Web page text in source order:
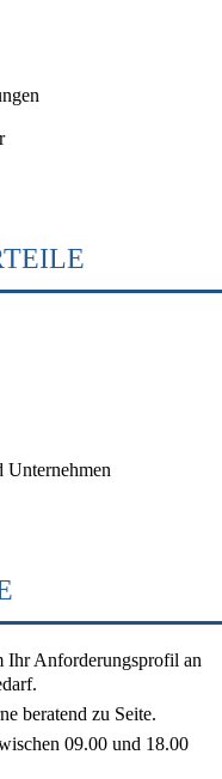
Ihr Anforderungsprofil an
beratend zu Seite.
09.00 und 18.00